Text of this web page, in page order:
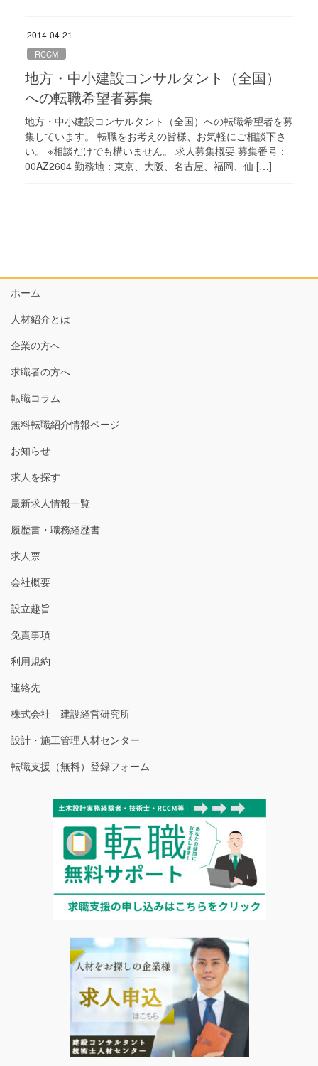
2014-04-21
RCCM
地方・中小建設コンサルタント（全国）
への転職希望者募集
地方・中小建設コンサルタント（全国）への転職希望者を募
集しています。 転職をお考えの皆様、お気軽にご相談下さ
い。 ※相談だけでも構いません。 求人募集概要 募集番号：
00AZ2604 勤務地：東京、大阪、名古屋、福岡、仙 […]
ホーム
人材紹介とは
企業の方へ
求職者の方へ
転職コラム
無料転職紹介情報ページ
お知らせ
求人を探す
最新求人情報一覧
履歴書・職務経歴書
求人票
会社概要
設立趣旨
免責事項
利用規約
連絡先
株式会社 建設経営研究所
設計・施工管理人材センター
転職支援（無料）登録フォーム